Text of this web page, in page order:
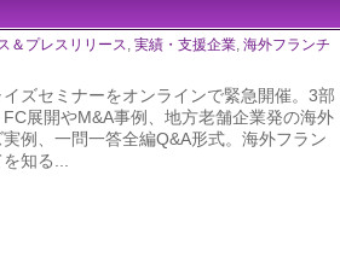
＆プレスリリース, 実績・支援企業, 海外フランチ
ズセミナーをオンラインで緊急開催。3部
展開やM&A事例、地方老舗企業発の海外
例、一問一答全編Q&A形式。海外フラン
知る...